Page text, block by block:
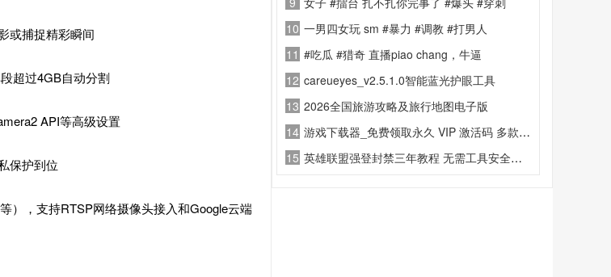
或捕捉精彩瞬间
超过4GB自动分割
API等高级设置
保护到位
），支持RTSP网络摄像头接入和Google云端
10 一男四女玩 sm #暴力 #调教 #打男人
11 #吃瓜 #猎奇 直播piao chang，牛逼
12 careueyes_v2.5.1.0智能蓝光护眼工具
13 2026全国旅游攻略及旅行地图电子版
14 游戏下载器_免费领取永久 VIP 激活码 多款热门游戏随意下
15 英雄联盟强登封禁三年教程 无需工具安全解封